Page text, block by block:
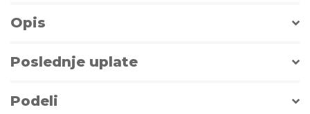
Opis
Poslednje uplate
Podeli